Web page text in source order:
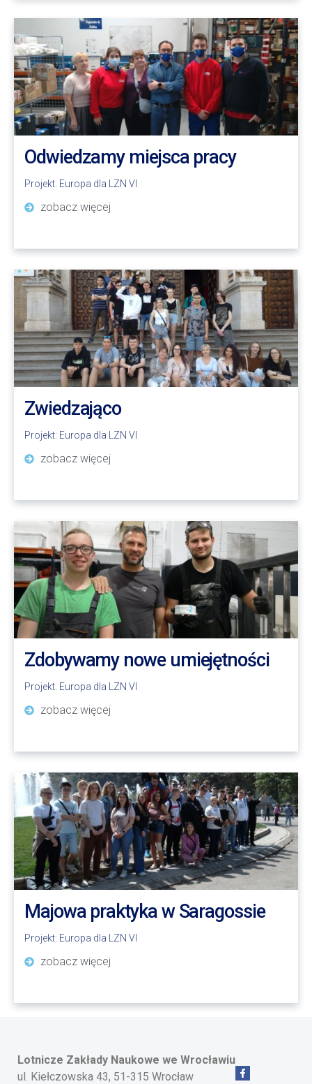
Odwiedzamy miejsca pracy
Projekt: Europa dla LZN VI
zobacz więcej
Zwiedzająco
Projekt: Europa dla LZN VI
zobacz więcej
Zdobywamy nowe umiejętności
Projekt: Europa dla LZN VI
zobacz więcej
Majowa praktyka w Saragossie
Projekt: Europa dla LZN VI
zobacz więcej
Lotnicze Zakłady Naukowe we Wrocławiu
ul. Kiełczowska 43, 51-315 Wrocław